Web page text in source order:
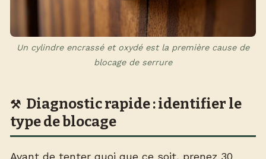
Un cylindre encrassé et oxydé est la première cause de
blocage de serrure
Diagnostic rapide : identifier le
type de blocage